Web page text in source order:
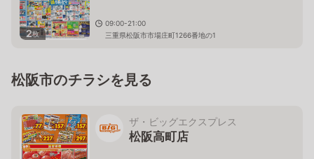
2枚
09:00-21:00
三重県松阪市市場庄町1266番地の1
松阪市のチラシを見る
ザ・ビッグエクスプレス
松阪高町店